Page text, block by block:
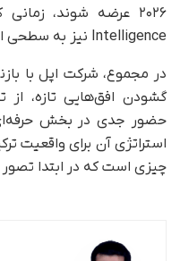
Intelligence نیز به سطحی از بلوغ کاربردی رسیده‌اند.
گشودن افق‌هایی تازه، از
حضور جدی در بخش
استراتژی آن برای واقعیت
چیزی است که در ابتدا